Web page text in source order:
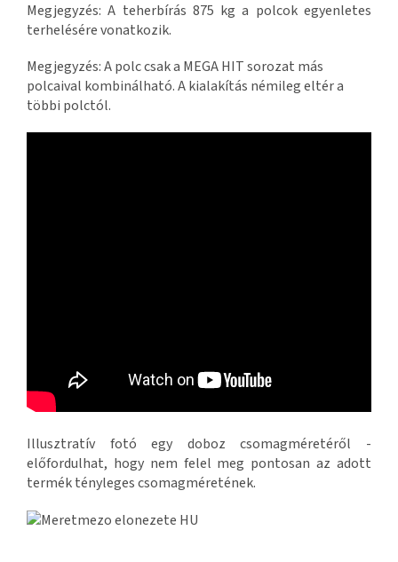
Megjegyzés: A teherbírás 875 kg a polcok egyenletes
terhelésére vonatkozik.
Megjegyzés: A polc csak a MEGA HIT sorozat más
polcaival kombinálható. A kialakítás némileg eltér a
többi polctól.
Illusztratív fotó egy doboz csomagméretéről -
előfordulhat, hogy nem felel meg pontosan az adott
termék tényleges csomagméretének.